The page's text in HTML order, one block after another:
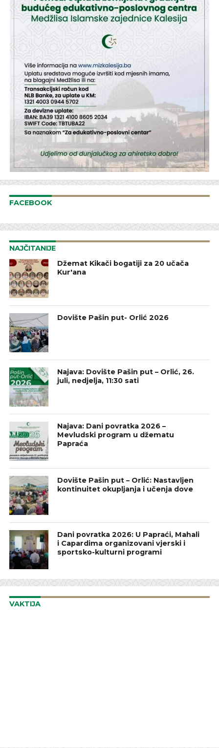
FACEBOOK
NAJČITANIJE
Džemat Kikači bogatiji za 20 učača
Kur'ana
Dovište Pašin put- Orlić 2026
Najava: Dovište Pašin put – Orlić, 26.
juli, nedjelja, 11:30 sati
Najava: Dani povratka 2026 –
Mevludski program u džematu
Papraća
Dovište Pašin put – Orlić: Nastavljen
kontinuitet okupljanja i učenja dove
Dani povratka 2026: U Papraći, Mahali
i Capardima organizovani vjerski i
sportsko-kulturni programi
VAKTIJA